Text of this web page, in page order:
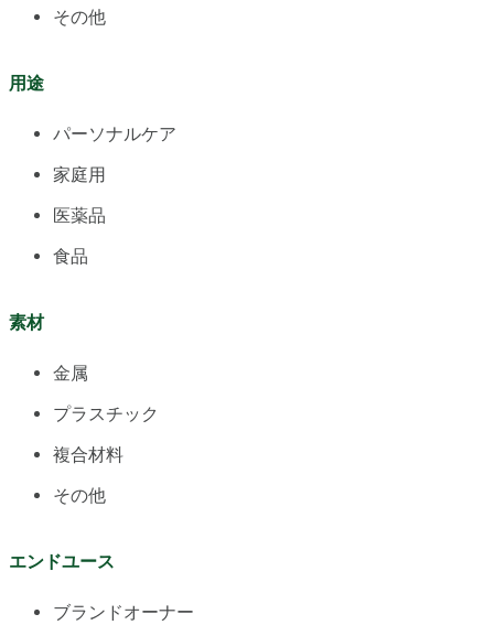
その他
用途
パーソナルケア
家庭用
医薬品
食品
素材
金属
プラスチック
複合材料
その他
エンドユース
ブランドオーナー